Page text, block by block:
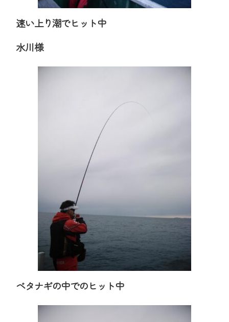
速い上り潮でヒット中
水川様
ベタナギの中でのヒット中